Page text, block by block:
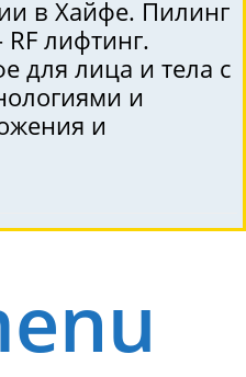
в Хайфе. Пилинг
лифтинг.
для лица и тела с
и
и